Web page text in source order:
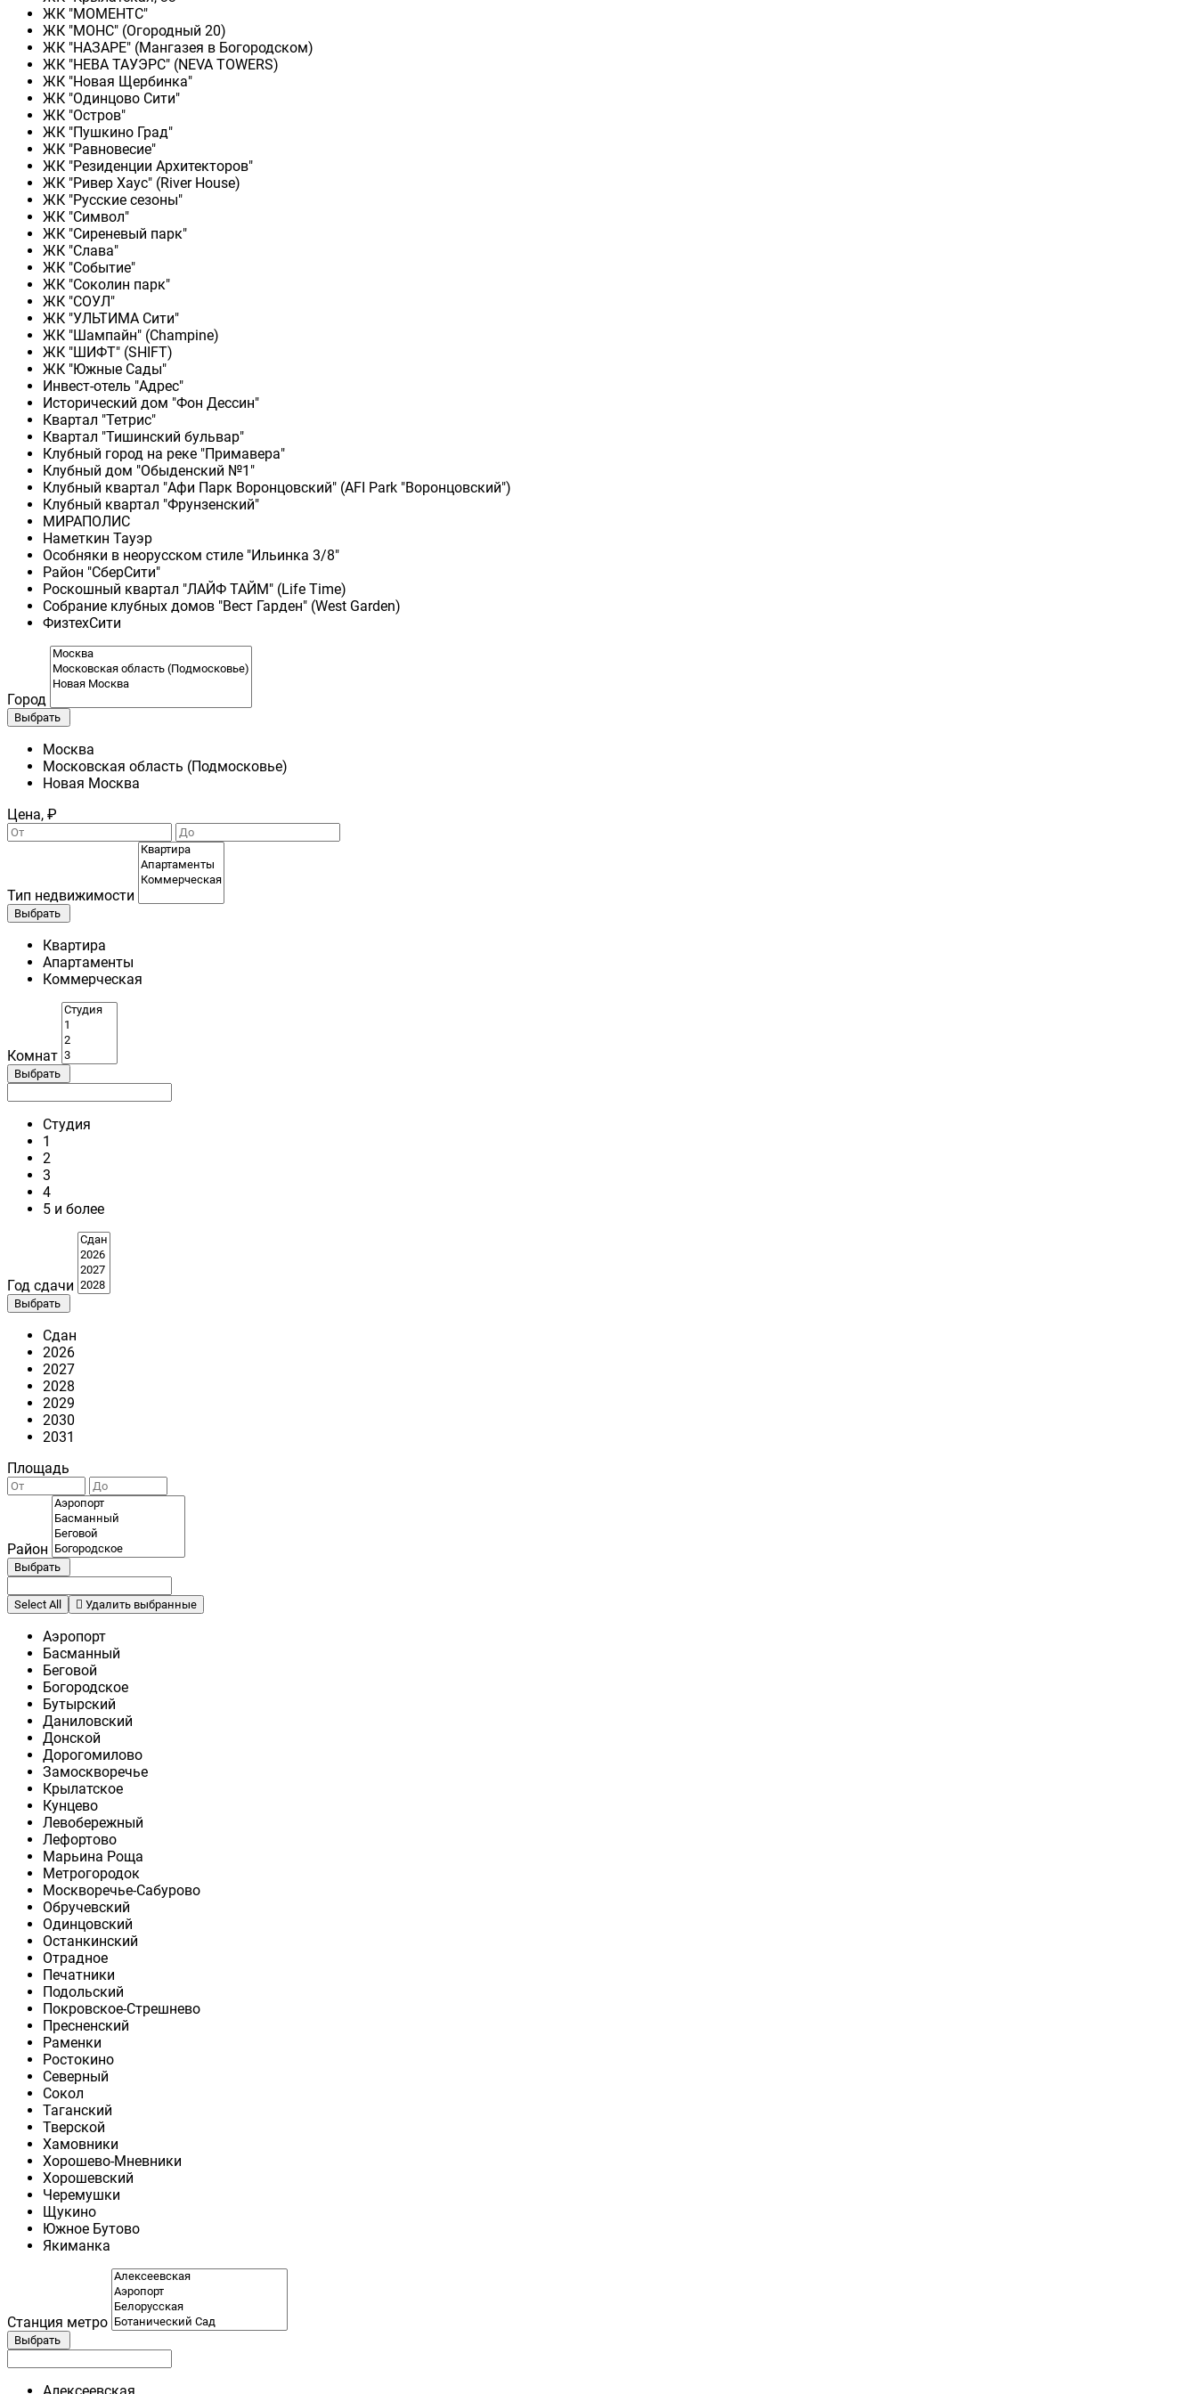
ЖК "МОМЕНТС"
ЖК "МОНС" (Огородный 20)
ЖК "НАЗАРЕ" (Мангазея в Богородском)
ЖК "НЕВА ТАУЭРС" (NEVA TOWERS)
ЖК "Новая Щербинка"
ЖК "Одинцово Сити"
ЖК "Остров"
ЖК "Пушкино Град"
ЖК "Равновесие"
ЖК "Резиденции Архитекторов"
ЖК "Ривер Хаус" (River Нouse)
ЖК "Русские сезоны"
ЖК "Символ"
ЖК "Сиреневый парк"
ЖК "Слава"
ЖК "Событие"
ЖК "Соколин парк"
ЖК "СОУЛ"
ЖК "УЛЬТИМА Сити"
ЖК "Шампайн" (Champine)
ЖК "ШИФТ" (SHIFT)
ЖК "Южные Сады"
Инвест-отель "Адрес"
Исторический дом "Фон Дессин"
Квартал "Тетрис"
Квартал "Тишинский бульвар"
Клубный город на реке "Примавера"
Клубный дом "Обыденский №1"
Клубный квартал "Афи Парк Воронцовский" (AFI Park "Воронцовский")
Клубный квартал "Фрунзенский"
МИРАПОЛИС
Наметкин Тауэр
Особняки в неорусском стиле "Ильинка 3/8"
Район "СберСити"
Роскошный квартал "ЛАЙФ ТАЙМ" (Life Time)
Собрание клубных домов "Вест Гарден" (West Garden)
ФизтехСити
Город
Выбрать
Москва
Московская область (Подмосковье)
Новая Москва
Цена, ₽
Тип недвижимости
Выбрать
Квартира
Апартаменты
Коммерческая
Комнат
Выбрать
Студия
1
2
3
4
5 и более
Год сдачи
Выбрать
Сдан
2026
2027
2028
2029
2030
2031
Площадь
Район
Выбрать
Select All Удалить выбранные
Аэропорт
Басманный
Беговой
Богородское
Бутырский
Даниловский
Донской
Дорогомилово
Замоскворечье
Крылатское
Кунцево
Левобережный
Лефортово
Марьина Роща
Метрогородок
Москворечье-Сабурово
Обручевский
Одинцовский
Останкинский
Отрадное
Печатники
Подольский
Покровское-Стрешнево
Пресненский
Раменки
Ростокино
Северный
Сокол
Таганский
Тверской
Хамовники
Хорошево-Мневники
Хорошевский
Черемушки
Щукино
Южное Бутово
Якиманка
Станция метро
Выбрать